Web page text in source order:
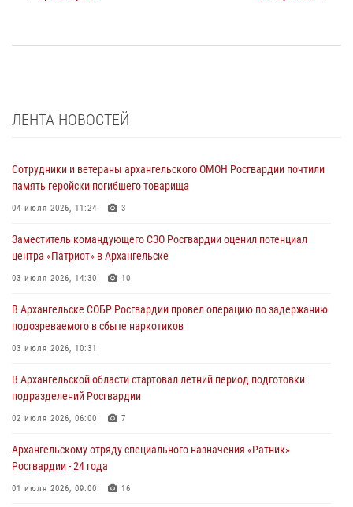
ЛЕНТА НОВОСТЕЙ
Сотрудники и ветераны архангельского ОМОН Росгвардии почтили
память геройски погибшего товарища
04 июля 2026, 11:24 3
Заместитель командующего СЗО Росгвардии оценил потенциал
центра «Патриот» в Архангельске
03 июля 2026, 14:30 10
В Архангельске СОБР Росгвардии провел операцию по задержанию
подозреваемого в сбыте наркотиков
03 июля 2026, 10:31
В Архангельской области стартовал летний период подготовки
подразделений Росгвардии
02 июля 2026, 06:00 7
Архангельскому отряду специального назначения «Ратник»
Росгвардии - 24 года
01 июля 2026, 09:00 16